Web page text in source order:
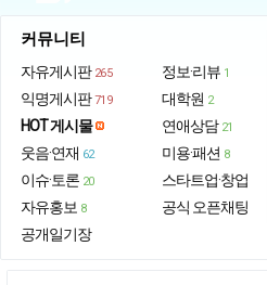
커뮤니티
자유게시판 265
익명게시판 719
HOT 게시물
웃음·연재 62
이슈·토론 20
자유홍보 8
공개일기장
정보·리뷰 1
대학원 2
연애상담 21
미용·패션 8
스타트업·창업
공식 오픈채팅